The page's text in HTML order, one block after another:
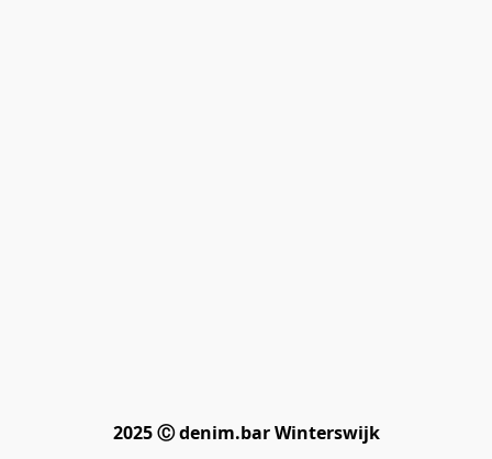
2025 Ⓒ denim.bar Winterswijk